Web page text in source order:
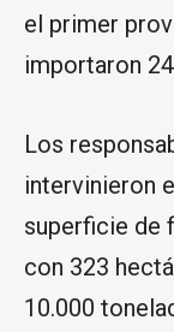
el primer
importaron
Los
intervinieron
superficie de
con 323
10.000